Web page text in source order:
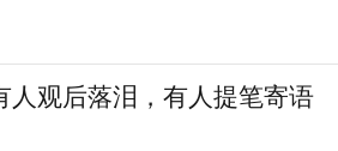
人观后落泪，有人提笔寄语